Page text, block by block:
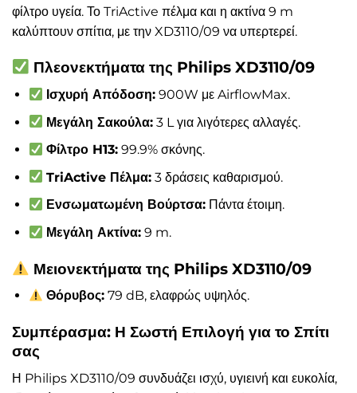
φίλτρο υγεία. Το TriActive πέλμα και η ακτίνα 9 m
καλύπτουν σπίτια, με την XD3110/09 να υπερτερεί.
Πλεονεκτήματα της Philips XD3110/09
Ισχυρή Απόδοση: 900W με AirflowMax.
Μεγάλη Σακούλα: 3 L για λιγότερες αλλαγές.
Φίλτρο H13: 99.9% σκόνης.
TriActive Πέλμα: 3 δράσεις καθαρισμού.
Ενσωματωμένη Βούρτσα: Πάντα έτοιμη.
Μεγάλη Ακτίνα: 9 m.
Μειονεκτήματα της Philips XD3110/09
Θόρυβος: 79 dB, ελαφρώς υψηλός.
Συμπέρασμα: Η Σωστή Επιλογή για το Σπίτι
σας
Η Philips XD3110/09 συνδυάζει ισχύ, υγιεινή και ευκολία,